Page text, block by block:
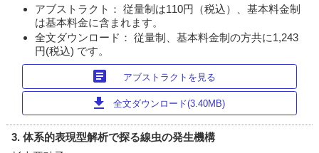
アブストラクト： 従量制は110円（税込）、基本料金制
は基本料金に含まれます。
全文ダウンロード： 従量制、基本料金制の方共に1,243
円(税込) です。
article アブストラクトを見る
download 全文ダウンロード(3.40MB)
3. 体系的表現型解析で探る線虫の発生機構